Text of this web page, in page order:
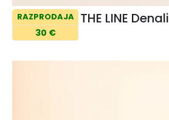
RAZPRODAJA
30 €
THE LINE Denali